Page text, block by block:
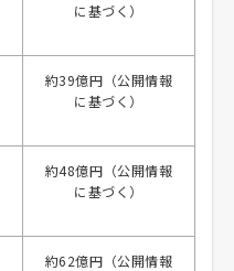
に基づく）
約39億円（公開情報
に基づく）
約48億円（公開情報
に基づく）
約62億円（公開情報